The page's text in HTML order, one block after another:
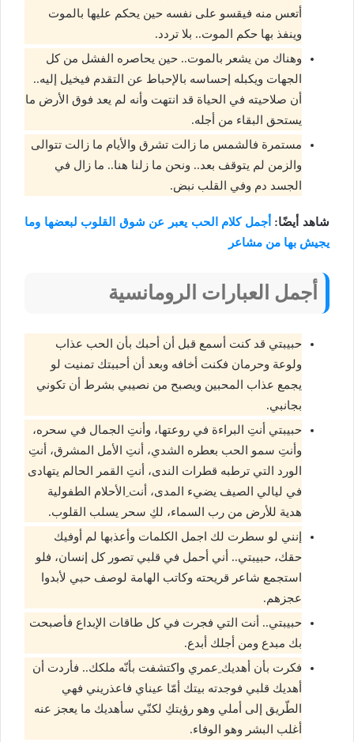
أتعس منه فيقسو على نفسه حين يحكم عليها بالموت
وينفذ بها حكم الموت.. بلا تردد.
وهناك من يشعر بالموت.. حين يحاصره الفشل من كل
الجهات ويكبله إحساسه بالإحباط عن التقدم فيخيل إليه..
أن صلاحيته في الحياة قد انتهت وأنه لم يعد فوق الأرض ما
يستحق البقاء من أجله.
مستمرة فالشمس ما زالت تشرق والأيام ما زالت تتوالى
والزمن لم يتوقف بعد.. ونحن ما زلنا هنا.. ما زال في
الجسد دم وفي القلب نبض.
شاهد أيضًا: أجمل كلام الحب يعبر عن شوق القلوب لبعضها وما
يجيش بها من مشاعر
أجمل العبارات الرومانسية
حبيبتي قد كنت أسمع قبل أن أحبك بأن الحب عذاب
ولوعة وحرمان فكنت أخافه وبعد أن أحببتك تمنيت لو
يجمع عذاب المحبين ويصبح من نصيبي بشرط أن تكوني
بجانبي.
حبيبتي أنتِ البراءة في روعتها، وأنتِ الجمال في سحره،
وأنتِ سمو الحب بعطره الشدي، أنتِ الأمل المشرق، أنتِ
الورد التي ترطبه قطرات الندى، أنتِ القمر الحالم يتهادى
في ليالي الصيف يضيء المدى، أنت ِالأحلام الطفولية
هدية للأرض من رب السماء، لكِ سحر يسلب القلوب.
إنني لو سطرت لك اجمل الكلمات وأعذبها لم أوفيك
حقك، حبيبتي.. أني أحمل في قلبي تصور كل إنسان، فلو
استجمع شاعر قريحته وكاتب الهامة لوصف حبي لأبدوا
عجزهم.
حبيبتي.. أنت التي فجرت في كل طاقات الإبداع فأصبحت
بك مبدع ومن أجلك أبدع.
فكرت بأن أهديك ِعمري واكتشفت بأنّه ملكك.. فأردت أن
أهديك قلبي فوجدته بيتك أمّا عيناي فاعذريني فهي
الطّريق إلى أملي وهو رؤيتكِ لكنّي سأهديك ما يعجز عنه
أغلب البشر وهو الوفاء.